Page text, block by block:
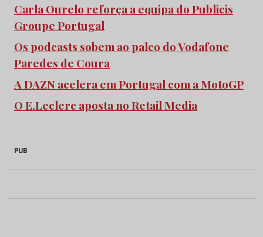
Carla Ourelo reforça a equipa do Publicis
Groupe Portugal
Os podcasts sobem ao palco do Vodafone
Paredes de Coura
A DAZN acelera em Portugal com a MotoGP
O E.Leclerc aposta no Retail Media
PUB